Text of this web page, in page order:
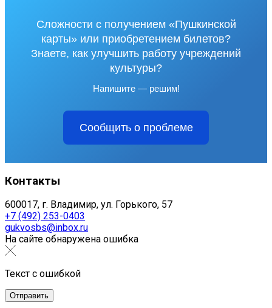
Сложности с получением «Пушкинской
карты» или приобретением билетов?
Знаете, как улучшить работу учреждений
культуры?
Напишите — решим!
Сообщить о проблеме
Контакты
600017, г. Владимир, ул. Горького, 57
+7 (492) 253-0403
gukvosbs@inbox.ru
На сайте обнаружена ошибка
Текст с ошибкой